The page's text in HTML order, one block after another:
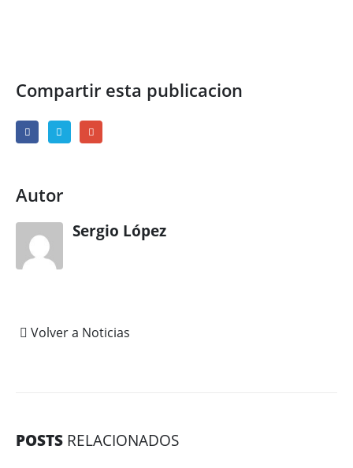
Compartir esta publicacion
Autor
Sergio López
Volver a Noticias
POSTS RELACIONADOS